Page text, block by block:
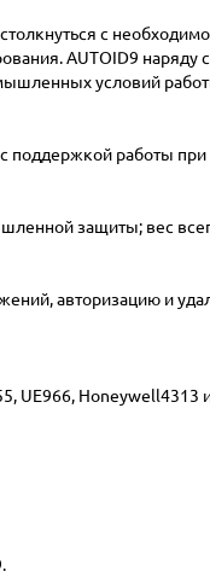
с
AUTOID9
условий
работы
защиты; вес
авторизацию и
Honeywell4313